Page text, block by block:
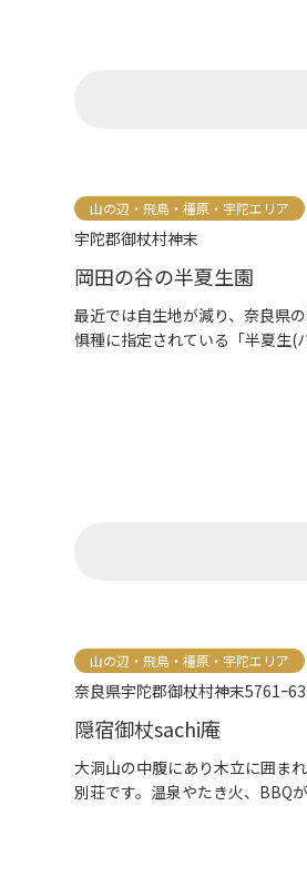
山の辺・飛鳥・橿原・宇陀エリア
宇陀郡御杖村神末
岡田の谷の半夏生園
最近では自生地が減り、奈良県
惧種に指定されている「半夏生(
山の辺・飛鳥・橿原・宇陀エリア
奈良県宇陀郡御杖村神末5761ｰ
隠宿御杖sachi庵
大洞山の中腹にあり木立に囲ま
別荘です。温泉やたき火、BBQ